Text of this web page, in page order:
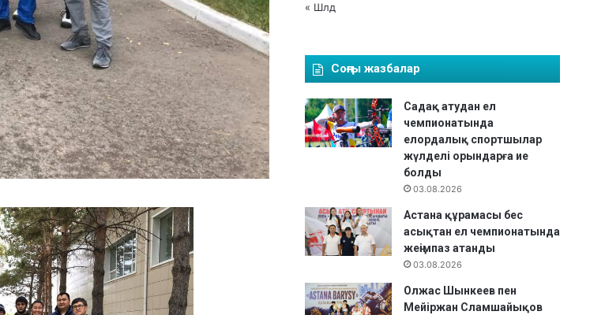
« Шлд
Соңғы жазбалар
Садақ атудан ел
чемпионатында
елордалық спортшылар
жүлделі орындарға ие
болды
03.08.2026
Астана құрамасы бес
асықтан ел чемпионатында
жеңімпаз атанды
03.08.2026
Олжас Шынкеев пен
Мейіржан Сламшайықов